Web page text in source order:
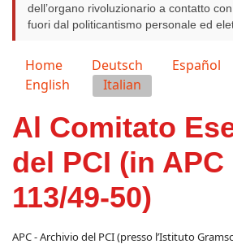
dell’organo rivoluzionario a contatto
fuori dal politicantismo personale ed
Seleziona la tua lingua
Home Deutsch Español
English
Italian
Al Comitato
del PCI (in APC
113/49-50)
APC - Archivio del PCI (presso l’Istituto